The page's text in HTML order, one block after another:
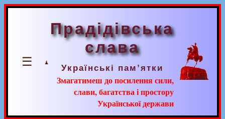
☰
Прадідівська
слава
Українські пам’ятки
Змагатимеш до посилення сили,
слави, багатства і простору
Української держави